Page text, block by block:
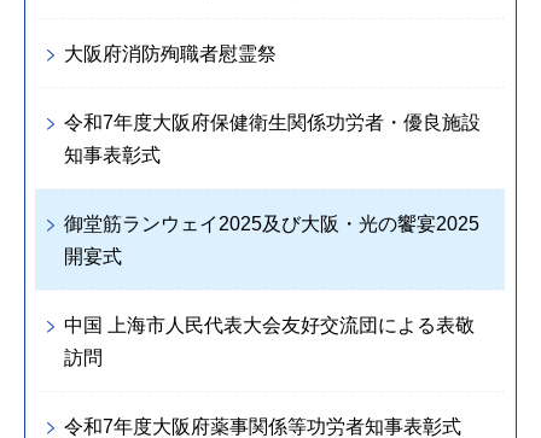
大阪府消防殉職者慰霊祭
令和7年度大阪府保健衛生関係功労者・優良施設
知事表彰式
御堂筋ランウェイ2025及び大阪・光の饗宴2025
開宴式
中国 上海市人民代表大会友好交流団による表敬
訪問
令和7年度大阪府薬事関係等功労者知事表彰式